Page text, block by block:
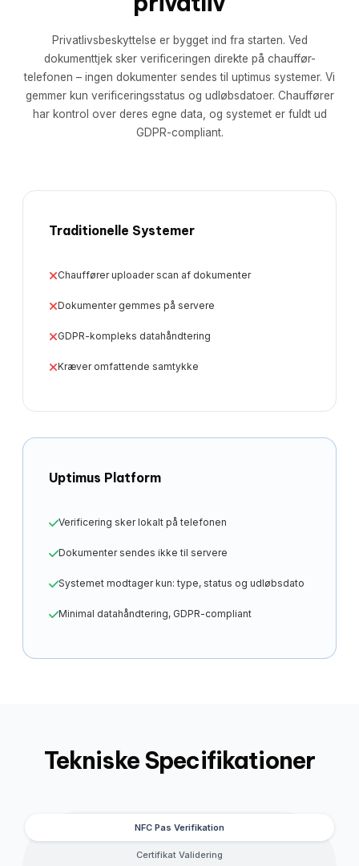
Privatlivsbeskyttelse er bygget ind fra starten. Ved
dokumenttjek sker verificeringen direkte på chauffør-
telefonen – ingen dokumenter sendes til uptimus systemer. Vi
gemmer kun verificeringsstatus og udløbsdatoer. Chauffører
har kontrol over deres egne data, og systemet er fuldt ud
GDPR-compliant.
Traditionelle Systemer
Chauffører uploader scan af dokumenter
Dokumenter gemmes på servere
GDPR-kompleks datahåndtering
Kræver omfattende samtykke
Uptimus Platform
Verificering sker lokalt på telefonen
Dokumenter sendes ikke til servere
Systemet modtager kun: type, status og udløbsdato
Minimal datahåndtering, GDPR-compliant
Tekniske Specifikationer
NFC Pas Verifikation
Certifikat Validering